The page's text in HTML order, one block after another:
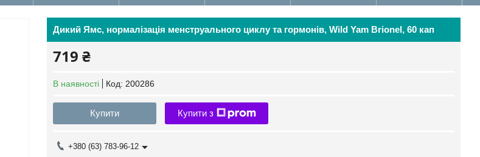
Дикий Ямс, нормалізація менструального циклу та гормонів, Wild Yam Brionel, 60 кап
719 ₴
В наявності Код: 200286
Купити Купити з
+380 (63) 783-96-12